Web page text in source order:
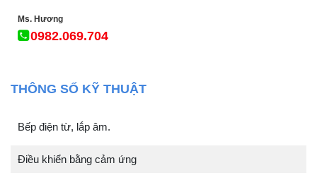
Ms. Hương
0982.069.704
THÔNG SỐ KỸ THUẬT
Bếp điện từ, lắp âm.
Điều khiển bằng cảm ứng